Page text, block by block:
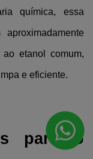
química, essa
etanol comum,
e eficiente.
para o